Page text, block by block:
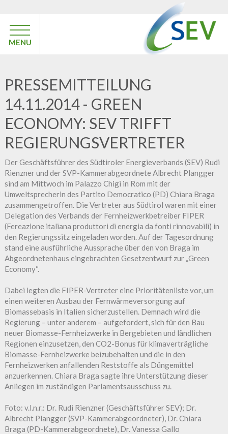
MENU
PRESSEMITTEILUNG
14.11.2014 - GREEN
ECONOMY: SEV TRIFFT
REGIERUNGSVERTRETER
Der Geschäftsführer des Südtiroler Energieverbands (SEV) Rudi
Rienzner und der SVP-Kammerabgeordnete Albrecht Plangger
sind am Mittwoch im Palazzo Chigi in Rom mit der
Umweltsprecherin des Partito Democratico (PD) Chiara Braga
zusammengetroffen. Die Vertreter aus Südtirol waren mit einer
Delegation des Verbands der Fernheizwerkbetreiber FIPER
(Fereazione italiana produttori di energia da fonti rinnovabili) in
den Regierungssitz eingeladen worden. Auf der Tagesordnung
stand eine ausführliche Aussprache über den von Braga im
Abgeordnetenhaus eingebrachten Gesetzentwurf zur „Green
Economy“.
Dabei legten die FIPER-Vertreter eine Prioritätenliste vor, um
einen weiteren Ausbau der Fernwärmeversorgung auf
Biomassebasis in Italien sicherzustellen. Demnach wird die
Regierung – unter anderem – aufgefordert, sich für den Bau
neuer Biomasse-Fernheizwerke in Bergebieten und ländlichen
Regionen einzusetzen, den CO2-Bonus für klimaverträgliche
Biomasse-Fernheizwerke beizubehalten und die in den
Fernheizwerken anfallenden Reststoffe als Düngemittel
anzuerkennen. Chiara Braga sagte ihre Unterstützung dieser
Anliegen im zuständigen Parlamentsausschuss zu.
Foto: v.l.n.r.: Dr. Rudi Rienzner (Geschäftsführer SEV); Dr.
Albrecht Plangger (SVP-Kammerabgeordneter), Dr. Chiara
Braga (PD-Kammerabgeordnete), Dr. Vanessa Gallo